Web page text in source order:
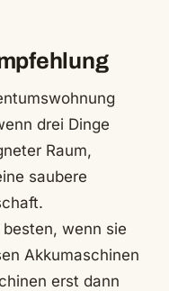
drei Dinge
Raum,
saubere
wenn sie
Akkumaschinen
erst dann